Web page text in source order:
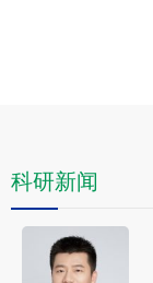
科研新闻